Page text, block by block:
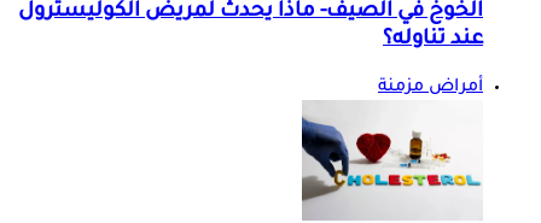
الخوخ في الصيف- ماذا يحدث لمريض الكوليسترول
عند تناوله؟
أمراض مزمنة